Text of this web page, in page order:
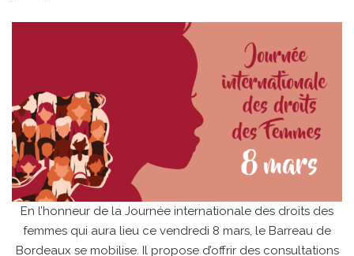
En l’honneur de la Journée internationale des droits des
femmes qui aura lieu ce vendredi 8 mars, le Barreau de
Bordeaux se mobilise. Il propose d’offrir des consultations